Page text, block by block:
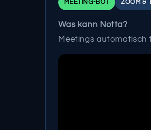
MEETING-BOT ZOOM &
Was kann Notta?
Meetings automatisch